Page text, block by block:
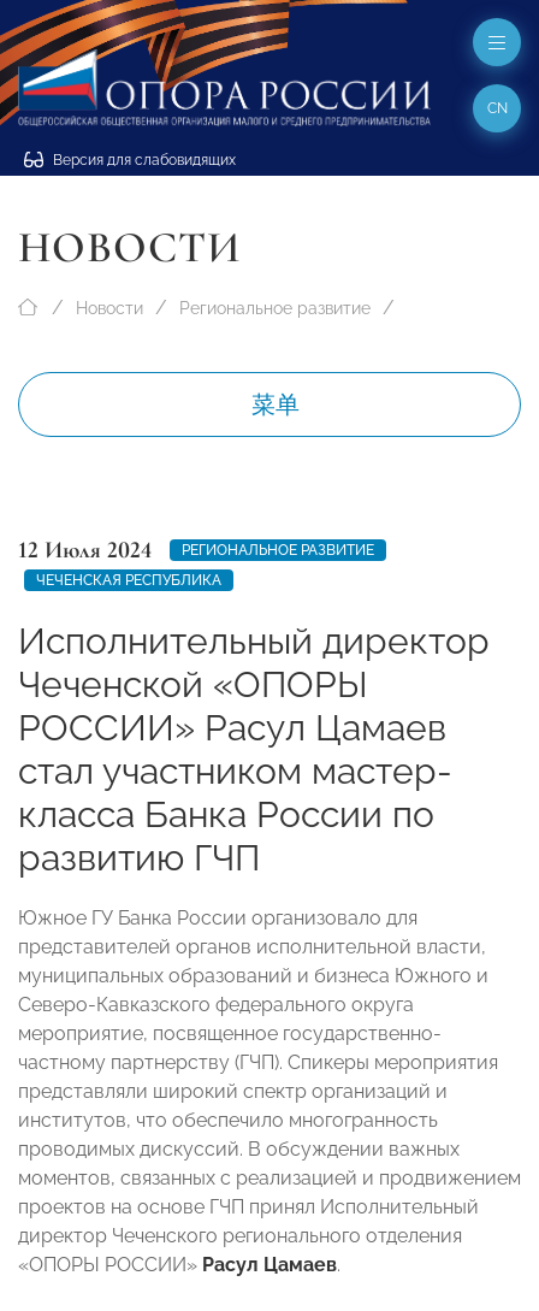
Версия для слабовидящих
CN
НОВОСТИ
Новости Региональное развитие
菜单
12 Июля 2024
РЕГИОНАЛЬНОЕ РАЗВИТИЕ
ЧЕЧЕНСКАЯ РЕСПУБЛИКА
Исполнительный директор
Чеченской «ОПОРЫ
РОССИИ» Расул Цамаев
стал участником мастер-
класса Банка России по
развитию ГЧП
Южное ГУ Банка России организовало для
представителей органов исполнительной власти,
муниципальных образований и бизнеса Южного и
Северо-Кавказского федерального округа
мероприятие, посвященное государственно-
частному партнерству (ГЧП). Спикеры мероприятия
представляли широкий спектр организаций и
институтов, что обеспечило многогранность
проводимых дискуссий. В обсуждении важных
моментов, связанных с реализацией и продвижением
проектов на основе ГЧП принял Исполнительный
директор Чеченского регионального отделения
«ОПОРЫ РОССИИ» Расул Цамаев.